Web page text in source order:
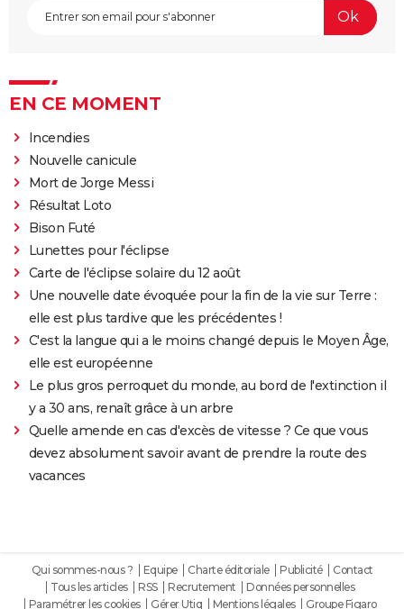
EN CE MOMENT
Incendies
Nouvelle canicule
Mort de Jorge Messi
Résultat Loto
Bison Futé
Lunettes pour l'éclipse
Carte de l'éclipse solaire du 12 août
Une nouvelle date évoquée pour la fin de la vie sur Terre :
elle est plus tardive que les précédentes !
C'est la langue qui a le moins changé depuis le Moyen Âge,
elle est européenne
Le plus gros perroquet du monde, au bord de l'extinction il
y a 30 ans, renaît grâce à un arbre
Quelle amende en cas d'excès de vitesse ? Ce que vous
devez absolument savoir avant de prendre la route des
vacances
Qui sommes-nous ? Equipe Charte éditoriale Publicité
Contact
Tous les articles
RSS Recrutement
Données personnelles
Paramétrer les cookies
Gérer Utiq Mentions légales Groupe Figaro